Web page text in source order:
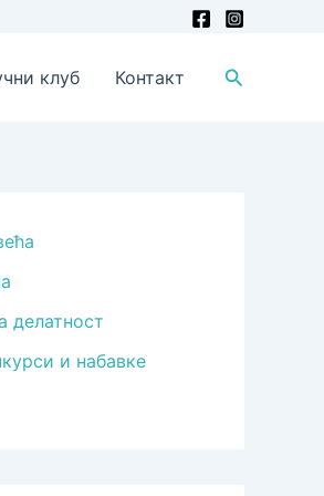
клуб Контакт Претрага
делатност
и набавке